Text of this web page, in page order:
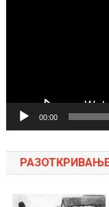
00:00